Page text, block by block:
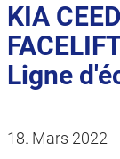
KIA
Ligne
18. Mars 2022